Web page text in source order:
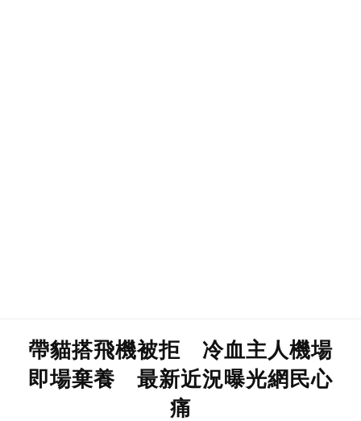
帶貓搭飛機被拒 冷血主人機場
即場棄養 最新近況曝光網民心
痛